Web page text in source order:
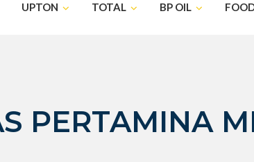
UPTON TOTAL BP OIL
PERTAMINA